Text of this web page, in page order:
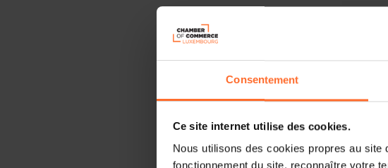
Consentement
Ce site internet utilise des cookies.
Nous utilisons des cookies propres au
fonctionnement du site, reconnaître votre